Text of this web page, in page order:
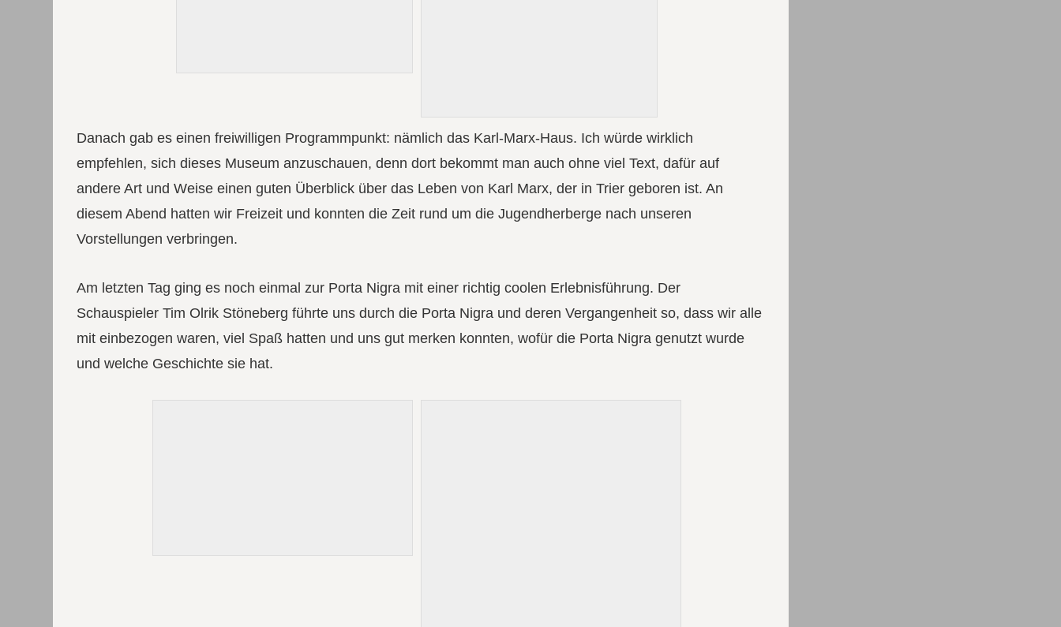
Danach gab es einen freiwilligen Programmpunkt: nämlich das Karl-Marx-Haus. Ich würde wirklich
empfehlen, sich dieses Museum anzuschauen, denn dort bekommt man auch ohne viel Text, dafür auf
andere Art und Weise einen guten Überblick über das Leben von Karl Marx, der in Trier geboren ist. An
diesem Abend hatten wir Freizeit und konnten die Zeit rund um die Jugendherberge nach unseren
Vorstellungen verbringen.
Am letzten Tag ging es noch einmal zur Porta Nigra mit einer richtig coolen Erlebnisführung. Der
Schauspieler Tim Olrik Stöneberg führte uns durch die Porta Nigra und deren Vergangenheit so, dass wir alle
mit einbezogen waren, viel Spaß hatten und uns gut merken konnten, wofür die Porta Nigra genutzt wurde
und welche Geschichte sie hat.